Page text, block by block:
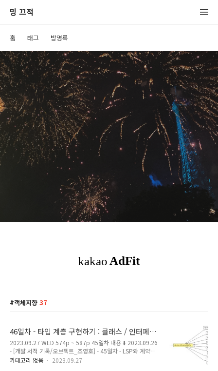
밍 끄적
홈 태그 방명록
객체지향 37
46일차 - 타입 계층 구현하기 : 클래스 / 인터페이
스 / 추상 클래스 이용
2023.09.27 WED 574p ~ 587p 45일차 내용 ⬇️ 2023.09.26
- [개발 서적 기록/오브젝트_조영호] - 45일차 - LSP와 계약에
의한 설계 : 가변성 규칙 45일차 - LSP와 계약에 의한 설계 : 가
카테고리 없음 2023.09.27